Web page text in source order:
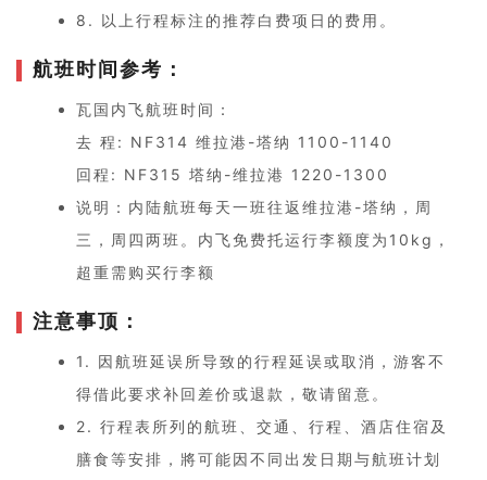
8. 以上行程标注的推荐白费项日的费用。
航班时间参考：
瓦国内飞航班时间：
去 程: NF314 维拉港-塔纳 1100-1140
回程: NF315 塔纳-维拉港 1220-1300
说明：内陆航班每天一班往返维拉港-塔纳，周
三，周四两班。内飞免费托运行李额度为10kg，
超重需购买行李额
注意事顶：
1. 因航班延误所导致的⾏程延误或取消，游客不
得借此要求补回差价或退款，敬请留意。
2. ⾏程表所列的航班、交通、⾏程、酒店住宿及
膳食等安排，將可能因不同出发⽇期与航班计划